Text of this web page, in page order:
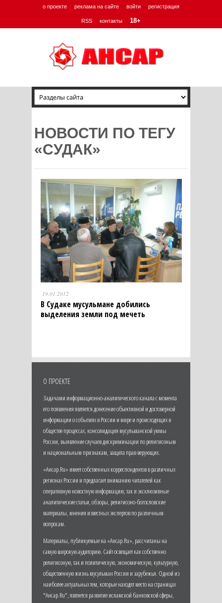
о проекте реклама на сайте войти регистрация
RSS контакты 18+
НОВОСТИ ПО ТЕГУ
«СУДАК»
19.01.2012
В Судаке мусульмане добились
выделения земли под мечеть
О ПРОЕКТЕ
Задачами информационно-аналитического канала с момента
его появления является донесение объективной и достоверной
информации о событиях в России и мире и происходящих в
обществе процессах, консолидация мусульманской уммы
России, выявление случаев дискриминации по религиозным
и национальным признакам, защита прав верующих.
«Ансар.Ru» имеет собственных корреспондентов в различных
регионах России и предлагает вниманию читателей как
оперативную новостную информацию, так и эксклюзивные
аналитические статьи, обзоры, религиозно-богословские
материалы, мнения известных экспертов по различным
вопросам.
Материалы, публикуемые на «Ансар.Ru», рассчитаны на
самую широкую аудиторию. Сайт освещает как собственно
религиозную, так и политическую, экономическую, культурную,
общественную жизнь мусульман России и зарубежья. Одной из
наиболее актуальных тем, которые находят место на страницах
"Ансар.Ru", является развитие исламской банковской сферы,